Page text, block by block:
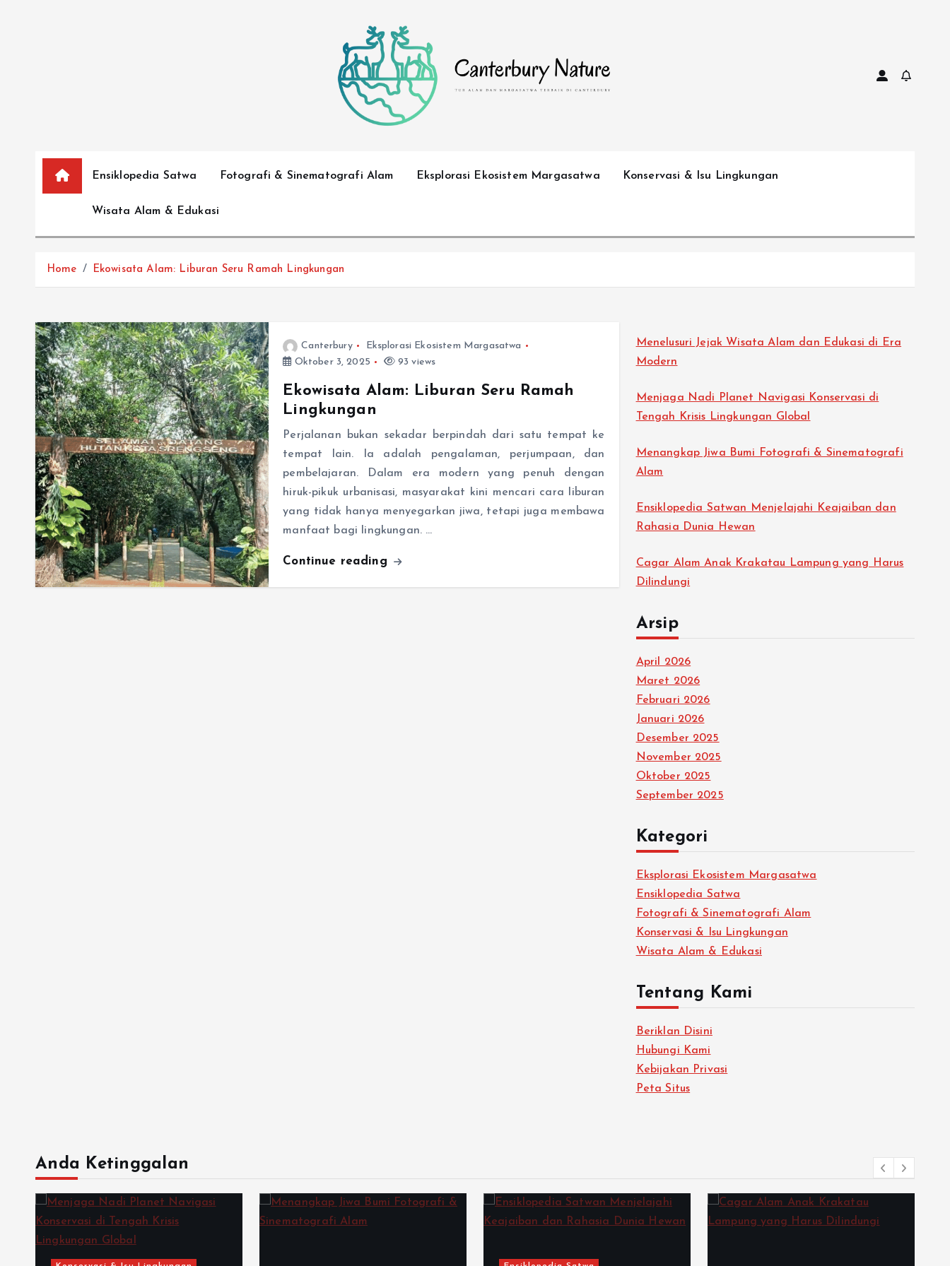
Ensiklopedia Satwa Fotografi & Sinematografi Alam Eksplorasi Ekosistem Margasatwa Konservasi & Isu Lingkungan
Wisata Alam & Edukasi
Home Ekowisata Alam: Liburan Seru Ramah Lingkungan
Canterbury
Eksplorasi Ekosistem Margasatwa
Oktober 3, 2025
93 views
Ekowisata Alam: Liburan Seru Ramah
Lingkungan
Perjalanan bukan sekadar berpindah dari satu tempat ke
tempat lain. Ia adalah pengalaman, perjumpaan, dan
pembelajaran. Dalam era modern yang penuh dengan
hiruk-pikuk urbanisasi, masyarakat kini mencari cara liburan
yang tidak hanya menyegarkan jiwa, tetapi juga membawa
manfaat bagi lingkungan. …
Continue reading
Menelusuri Jejak Wisata Alam dan Edukasi di Era
Modern
Menjaga Nadi Planet Navigasi Konservasi di
Tengah Krisis Lingkungan Global
Menangkap Jiwa Bumi Fotografi & Sinematografi
Alam
Ensiklopedia Satwan Menjelajahi Keajaiban dan
Rahasia Dunia Hewan
Cagar Alam Anak Krakatau Lampung yang Harus
Dilindungi
Arsip
April 2026
Maret 2026
Februari 2026
Januari 2026
Desember 2025
November 2025
Oktober 2025
September 2025
Kategori
Eksplorasi Ekosistem Margasatwa
Ensiklopedia Satwa
Fotografi & Sinematografi Alam
Konservasi & Isu Lingkungan
Wisata Alam & Edukasi
Tentang Kami
Beriklan Disini
Hubungi Kami
Kebijakan Privasi
Peta Situs
Anda Ketinggalan